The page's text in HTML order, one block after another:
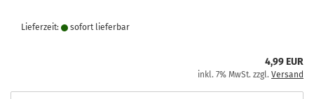
Lieferzeit: sofort lie­fer­bar
4,99 EUR
inkl. 7% MwSt. zzgl. Versand